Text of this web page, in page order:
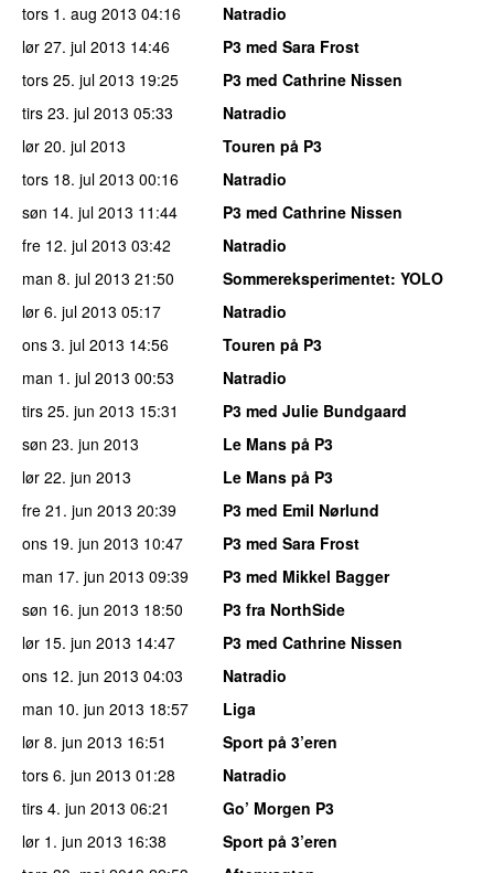
tors 1. aug 2013 04:16
Natradio
lør 27. jul 2013 14:46
P3 med Sara Frost
tors 25. jul 2013 19:25
P3 med Cathrine Nissen
tirs 23. jul 2013 05:33
Natradio
lør 20. jul 2013
Touren på P3
tors 18. jul 2013 00:16
Natradio
søn 14. jul 2013 11:44
P3 med Cathrine Nissen
fre 12. jul 2013 03:42
Natradio
man 8. jul 2013 21:50 Sommereksperimentet: YOLO
lør 6. jul 2013 05:17
Natradio
ons 3. jul 2013 14:56
Touren på P3
man 1. jul 2013 00:53
Natradio
tirs 25. jun 2013 15:31
P3 med Julie Bundgaard
søn 23. jun 2013
Le Mans på P3
lør 22. jun 2013
Le Mans på P3
fre 21. jun 2013 20:39
P3 med Emil Nørlund
ons 19. jun 2013 10:47
P3 med Sara Frost
man 17. jun 2013 09:39
P3 med Mikkel Bagger
søn 16. jun 2013 18:50
P3 fra NorthSide
lør 15. jun 2013 14:47
P3 med Cathrine Nissen
ons 12. jun 2013 04:03
Natradio
man 10. jun 2013 18:57
Liga
lør 8. jun 2013 16:51
Sport på 3’eren
tors 6. jun 2013 01:28
Natradio
tirs 4. jun 2013 06:21
Go’ Morgen P3
lør 1. jun 2013 16:38
Sport på 3’eren